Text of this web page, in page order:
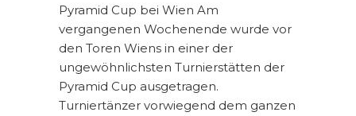
Pyramid Cup bei Wien Am
vergangenen Wochenende wurde vor
den Toren Wiens in einer der
ungewöhnlichsten Turnierstätten der
Pyramid Cup ausgetragen.
Turniertänzer vorwiegend dem ganzen